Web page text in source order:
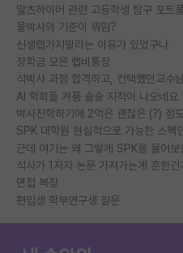
알츠하이머 관련 고등학생 탐구 포트
물박사의 기준이 뭐임?
신생랩가지말라는 이유가 있었구나
장학금 모은 랩비통장
AI 학회들 거품 슬슬 지적이 나오네요
SPK 대학원 현실적으로 가능한 스펙
근데 여기는 왜 그렇게 SPK를 물어보
석사가 1저자 논문 가져가는게 흔한건
면접 복장
편입생 학부연구생 질문